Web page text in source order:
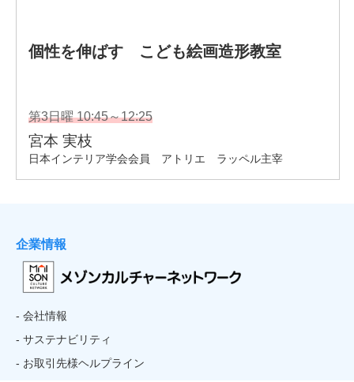
企業情報
- 会社情報
- サステナビリティ
- お取引先様ヘルプライン